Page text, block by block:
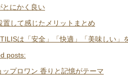
とにかく良い
置して感じたメリットまとめ
は「安全」「快適」「美味しい」
posts:
ップロワン 香りと記憶がテーマ